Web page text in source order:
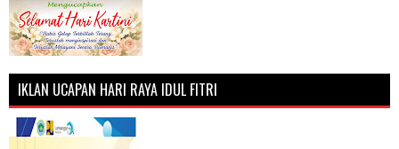
IKLAN UCAPAN HARI RAYA IDUL FITRI